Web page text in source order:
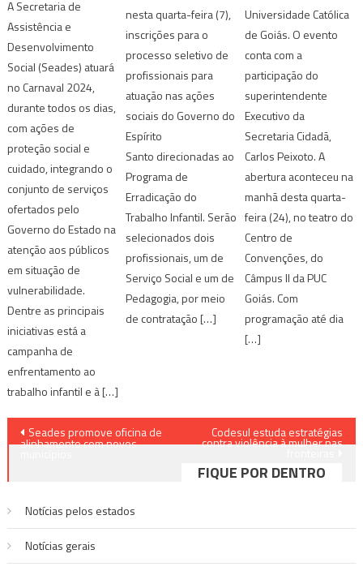
A Secretaria de
Assistência e
Desenvolvimento
Social (Seades) atuará
no Carnaval 2024,
durante todos os dias,
com ações de
proteção social e
cuidado, integrando o
conjunto de serviços
ofertados pelo
Governo do Estado na
atenção aos públicos
em situação de
vulnerabilidade.
Dentre as principais
iniciativas está a
campanha de
enfrentamento ao
trabalho infantil e à […]
nesta quarta-feira (7),
inscrições para o
processo seletivo de
profissionais para
atuação nas ações
sociais do Governo do
Espírito
Santo direcionadas ao
Programa de
Erradicação do
Trabalho Infantil. Serão
selecionados dois
profissionais, um de
Serviço Social e um de
Pedagogia, por meio
de contratação […]
Universidade Católica
de Goiás. O evento
conta com a
participação do
superintendente
Executivo da
Secretaria Cidadã,
Carlos Peixoto. A
abertura aconteceu na
manhã desta quarta-
feira (24), no teatro do
Centro de
Convenções, do
Câmpus II da PUC
Goiás. Com
programação até dia
[…]
Navegação
Seades promove oficina de
alinhamento com novos
Codesul estuda estratégias
contra violência à mulher nas
FIQUE POR DENTRO
Notícias pelos estados
Notí­cias gerais